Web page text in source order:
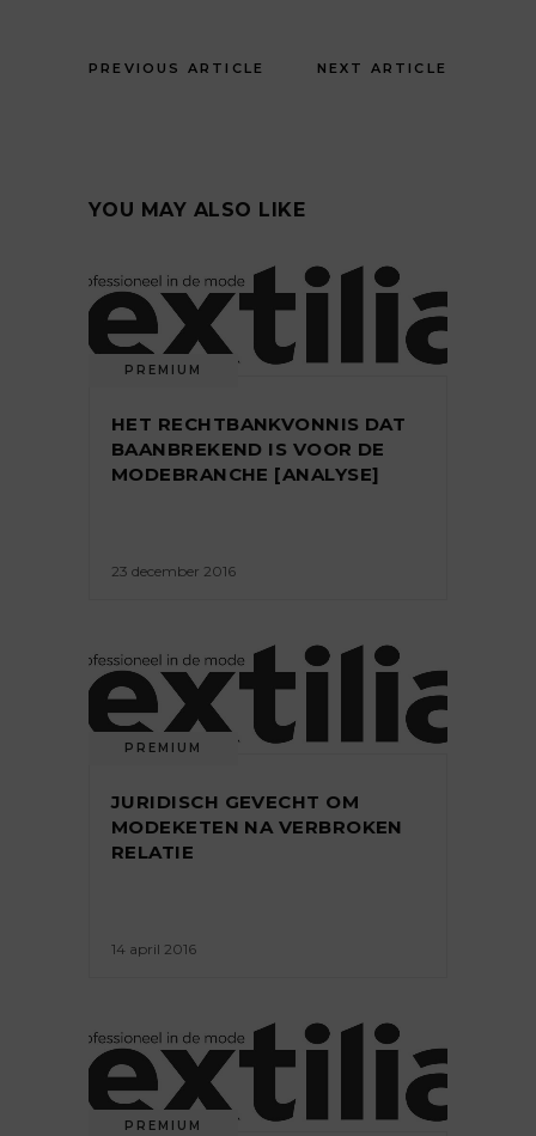
PREVIOUS ARTICLE NEXT ARTICLE
YOU MAY ALSO LIKE
PREMIUM
HET RECHTBANKVONNIS DAT
BAANBREKEND IS VOOR DE
MODEBRANCHE [ANALYSE]
23 december 2016
PREMIUM
JURIDISCH GEVECHT OM
MODEKETEN NA VERBROKEN
RELATIE
14 april 2016
PREMIUM